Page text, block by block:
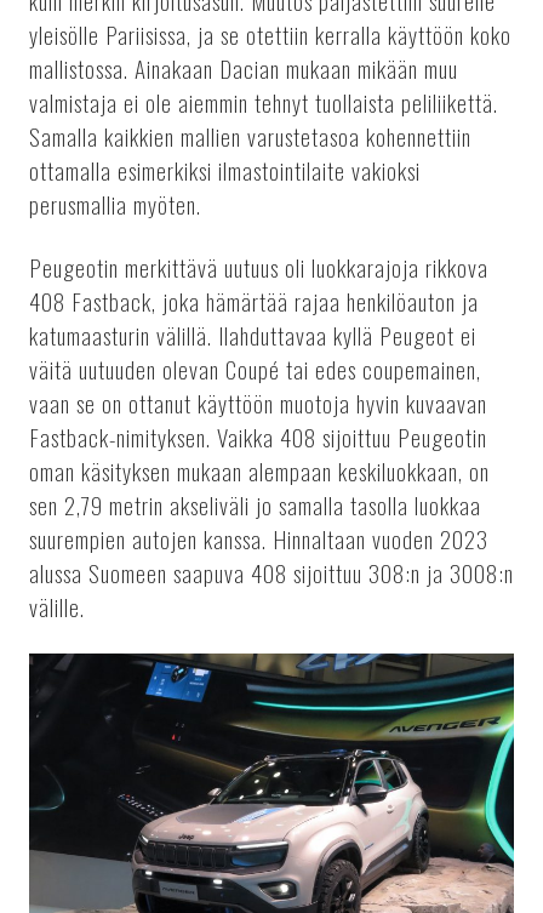
yleisölle Pariisissa, ja se otettiin kerralla käyttöön koko
mallistossa. Ainakaan Dacian mukaan mikään muu
valmistaja ei ole aiemmin tehnyt tuollaista peliliikettä.
Samalla kaikkien mallien varustetasoa kohennettiin
ottamalla esimerkiksi ilmastointilaite vakioksi
perusmallia myöten.
Peugeotin merkittävä uutuus oli luokkarajoja rikkova
408 Fastback, joka hämärtää rajaa henkilöauton ja
katumaasturin välillä. Ilahduttavaa kyllä Peugeot ei
väitä uutuuden olevan Coupé tai edes coupemainen,
vaan se on ottanut käyttöön muotoja hyvin kuvaavan
Fastback-nimityksen. Vaikka 408 sijoittuu Peugeotin
oman käsityksen mukaan alempaan keskiluokkaan, on
sen 2,79 metrin akseliväli jo samalla tasolla luokkaa
suurempien autojen kanssa. Hinnaltaan vuoden 2023
alussa Suomeen saapuva 408 sijoittuu 308:n ja 3008:n
välille.